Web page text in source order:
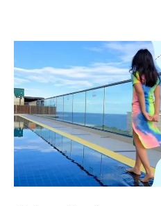
Knowledge
Insurance
VDO
Event & Activities